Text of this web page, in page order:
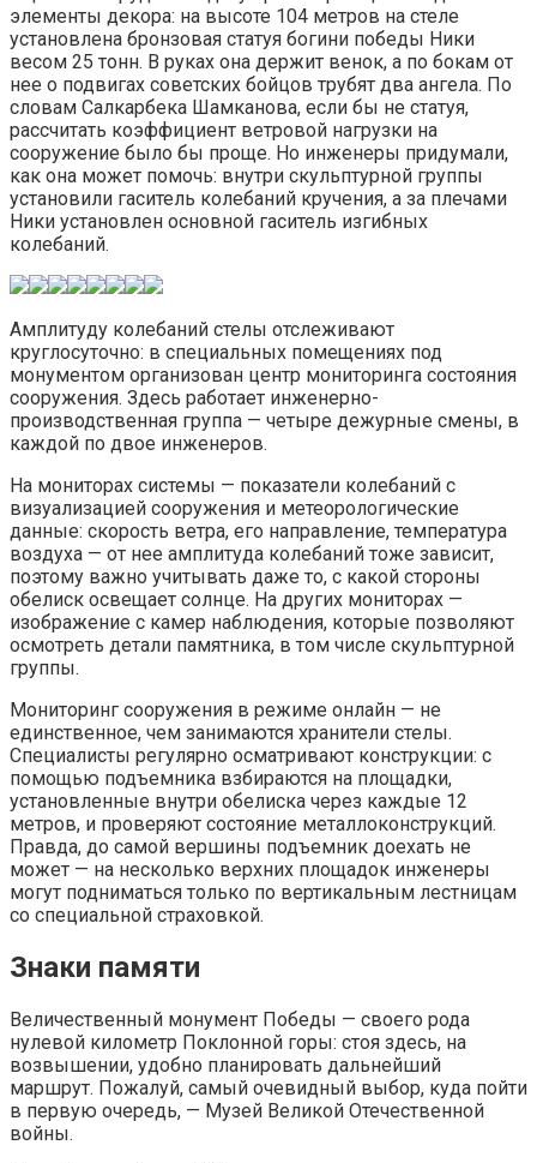
элементы декора: на высоте 104 метров на стеле
установлена бронзовая статуя богини победы Ники
весом 25 тонн. В руках она держит венок, а по бокам от
нее о подвигах советских бойцов трубят два ангела. По
словам Салкарбека Шамканова, если бы не статуя,
рассчитать коэффициент ветровой нагрузки на
сооружение было бы проще. Но инженеры придумали,
как она может помочь: внутри скульптурной группы
установили гаситель колебаний кручения, а за плечами
Ники установлен основной гаситель изгибных
колебаний.
Амплитуду колебаний стелы отслеживают
круглосуточно: в специальных помещениях под
монументом организован центр мониторинга состояния
сооружения. Здесь работает инженерно-
производственная группа — четыре дежурные смены, в
каждой по двое инженеров.
На мониторах системы — показатели колебаний с
визуализацией сооружения и метеорологические
данные: скорость ветра, его направление, температура
воздуха — от нее амплитуда колебаний тоже зависит,
поэтому важно учитывать даже то, с какой стороны
обелиск освещает солнце. На других мониторах —
изображение с камер наблюдения, которые позволяют
осмотреть детали памятника, в том числе скульптурной
группы.
Мониторинг сооружения в режиме онлайн — не
единственное, чем занимаются хранители стелы.
Специалисты регулярно осматривают конструкции: с
помощью подъемника взбираются на площадки,
установленные внутри обелиска через каждые 12
метров, и проверяют состояние металлоконструкций.
Правда, до самой вершины подъемник доехать не
может — на несколько верхних площадок инженеры
могут подниматься только по вертикальным лестницам
со специальной страховкой.
Знаки памяти
Величественный монумент Победы — своего рода
нулевой километр Поклонной горы: стоя здесь, на
возвышении, удобно планировать дальнейший
маршрут. Пожалуй, самый очевидный выбор, куда пойти
в первую очередь, — Музей Великой Отечественной
войны.